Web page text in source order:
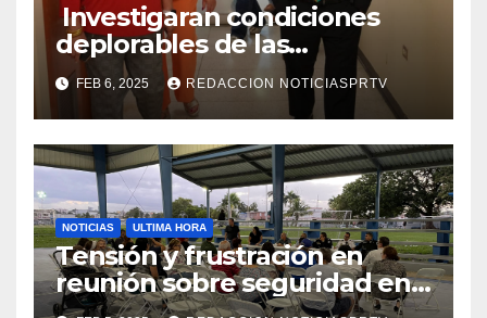
Investigaran condiciones
deplorables de las
facilidades el Departamento
de la Salud en Mayagüez
FEB 6, 2025 REDACCION NOTICIASPRTV
NOTICIAS ULTIMA HORA
Tensión y frustración en
reunión sobre seguridad en
Reparto Metropolitano